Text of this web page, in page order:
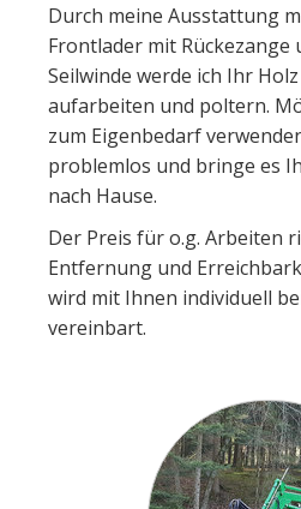
Durch meine Ausstattung
Frontlader mit Rückezange
Seilwinde werde ich Ihr
aufarbeiten und poltern.
zum Eigenbedarf
problemlos und bringe es
nach Hause.
Der Preis für o.g. Arbeiten
Entfernung und
wird mit Ihnen individuell
vereinbart.